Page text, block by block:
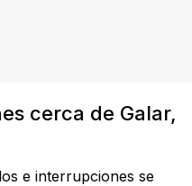
cerca de Galar,
e interrupciones se